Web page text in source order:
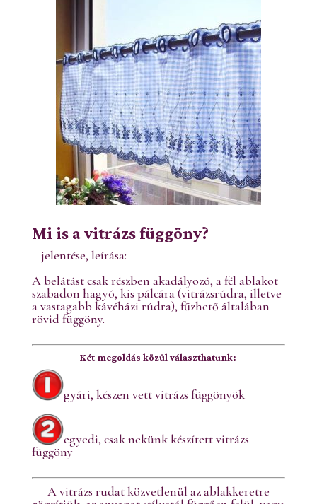
Mi is a vitrázs függöny?
– jelentése, leírása:
A belátást csak részben akadályozó, a fél ablakot
szabadon hagyó, kis pálcára (vitrázsrúdra, illetve
a vastagabb kávéházi rúdra), fűzhető általában
rövid függöny.
Két megoldás közül választhatunk:
gyári, készen vett vitrázs függönyök
egyedi, csak nekünk készített vitrázs
függöny
A vitrázs rudat közvetlenül az ablakkeretre